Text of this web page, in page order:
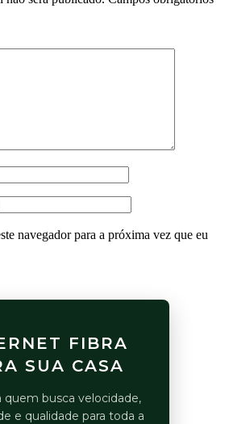
navegador para a próxima vez que eu
FIBRA
SUA CASA
quem busca velocidade,
e qualidade para toda a